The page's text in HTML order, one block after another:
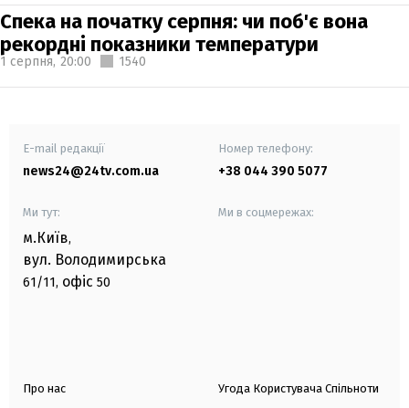
Спека на початку серпня: чи поб'є вона
рекордні показники температури
1 серпня, 20:00 1540
E-mail редакції
news24@24tv.com.ua
Номер телефону:
+38 044 390 5077
Ми тут:
м.Київ,
вул. Володимирська
61/11, офіс 50
Ми в соцмережах:
Про нас Угода Користувача Спільноти